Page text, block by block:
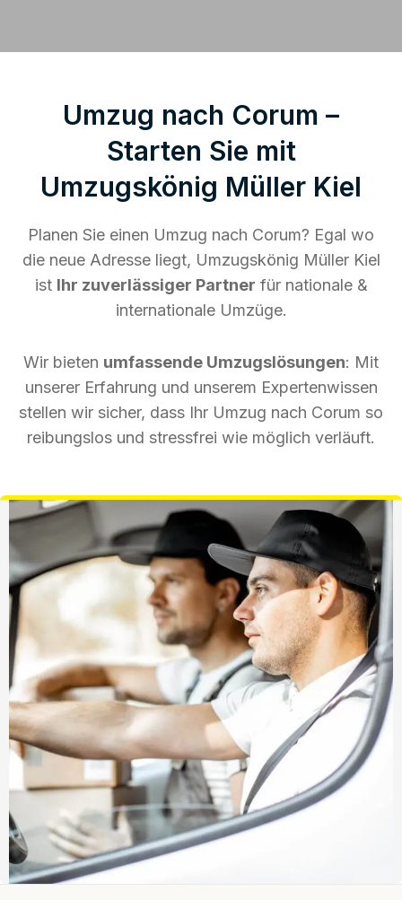
Umzug nach Corum –
Starten Sie mit
Umzugskönig Müller Kiel
Planen Sie einen Umzug nach Corum? Egal wo
die neue Adresse liegt, Umzugskönig Müller Kiel
ist Ihr zuverlässiger Partner für nationale &
internationale Umzüge.
Wir bieten umfassende Umzugslösungen: Mit
unserer Erfahrung und unserem Expertenwissen
stellen wir sicher, dass Ihr Umzug nach Corum so
reibungslos und stressfrei wie möglich verläuft.